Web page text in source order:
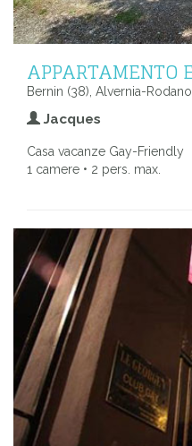
APPARTAMENTO
Bernin (38), Alvernia-
Jacques
Casa vacanze Gay-Friendly
1 camere • 2 pers. max.